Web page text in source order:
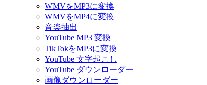
WMVをMP3に変換
WMVをMP4に変換
音楽抽出
YouTube MP3 変換
TikTokをMP3に変換
YouTube 文字起こし
YouTube ダウンローダー
画像ダウンローダー